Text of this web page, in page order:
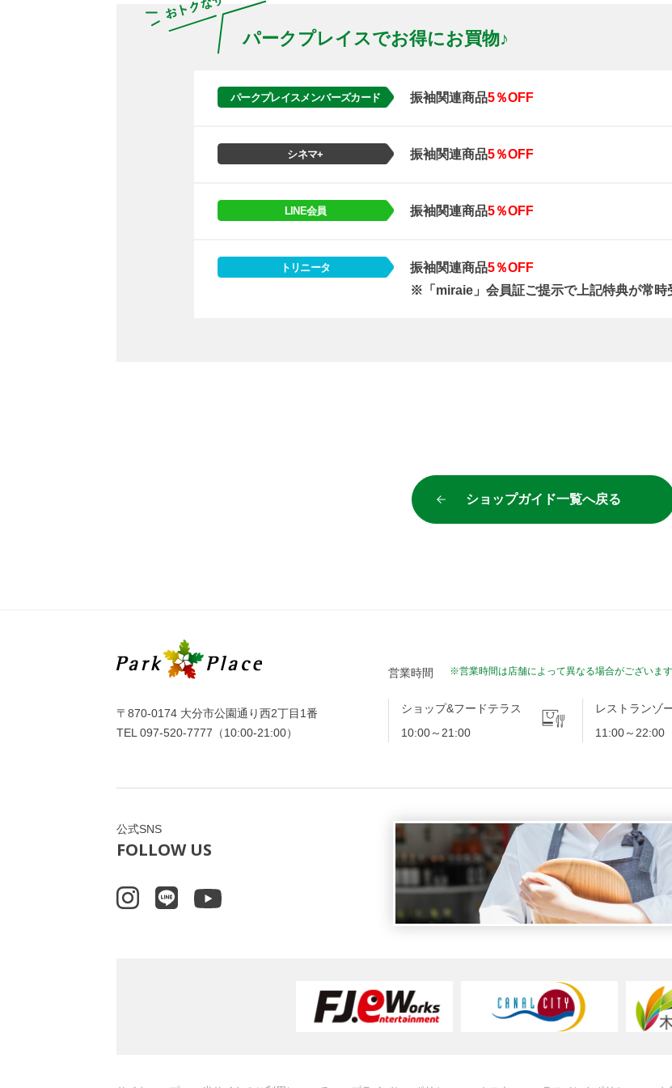
パークプレイスでお得にお買物♪
パークプレイスメンバーズカード 振袖関連商品5％OFF
シネマ+ 振袖関連商品5％OFF
LINE会員 振袖関連商品5％OFF
トリニータ 振袖関連商品5％OFF
※「miraie」会員証ご提示で上記特典が常時
ショップガイド一覧へ戻る
〒870-0174 大分市公園通り西2丁目1番
TEL 097-520-7777 （10:00-21:00）
営業時間 ※営業時間は店舗によって異なる場合がございま
ショップ&フードテラス
10:00～21:00
レストランゾ
11:00～22:00
公式SNS
FOLLOW US